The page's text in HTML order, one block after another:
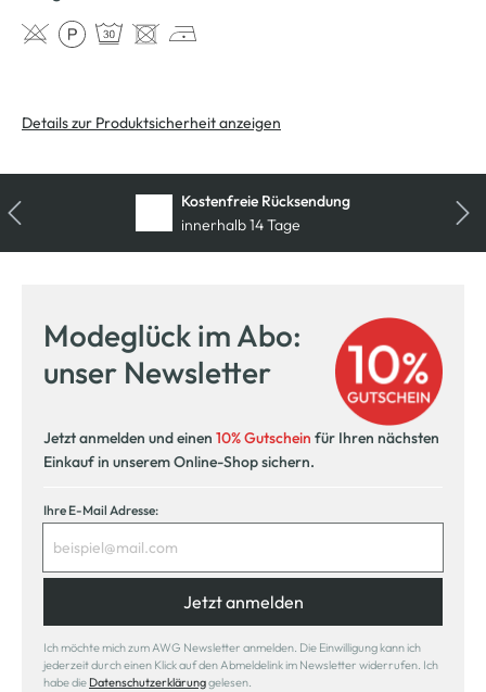
Details zur Produktsicherheit anzeigen
Kostenfreie Rücksendung
innerhalb 14 Tage
Modeglück im Abo:
unser Newsletter
Jetzt anmelden und einen 10% Gutschein für Ihren nächsten
Einkauf in unserem Online-Shop sichern.
Ihre E-Mail Adresse:
Jetzt anmelden
Ich möchte mich zum AWG Newsletter anmelden. Die Einwilligung kann ich
jederzeit durch einen Klick auf den Abmeldelink im Newsletter widerrufen. Ich
habe die Datenschutzerklärunggelesen.